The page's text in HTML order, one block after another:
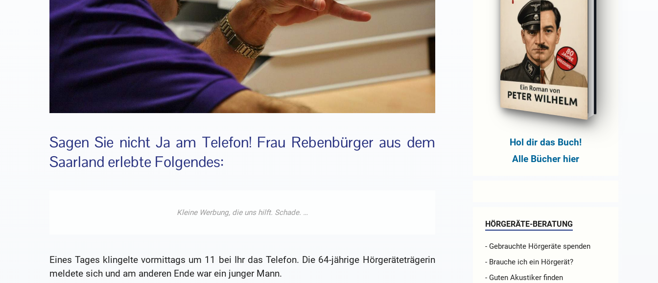
Sagen Sie nicht Ja am Telefon! Frau Rebenbürger aus dem
Saarland erlebte Folgendes:
Eines Tages klingelte vormittags um 11 bei Ihr das Telefon. Die 64-jährige Hörgeräteträgerin
meldete sich und am anderen Ende war ein junger Mann.
Hol dir das Buch!
Alle Bücher hier
HÖRGERÄTE-BERATUNG
- Gebrauchte Hörgeräte spenden
- Brauche ich ein Hörgerät?
- Guten Akustiker finden